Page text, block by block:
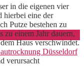
in die eigenen vier
hierbei eine der
Putze bestehen zu
zu einem Jahr dauern,
Haus verschwindet.
Düsseldorf
verursacht